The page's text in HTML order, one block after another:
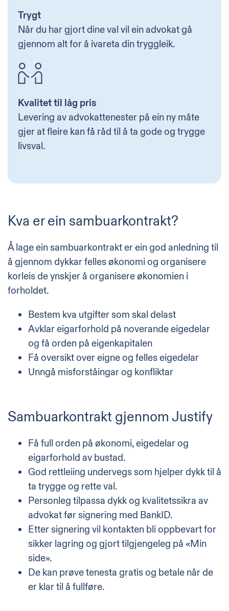
Trygt
Når du har gjort dine val vil ein advokat gå
gjennom alt for å ivareta din tryggleik.
Kvalitet til låg pris
Levering av advokattenester på ein ny måte
gjer at fleire kan få råd til å ta gode og trygge
livsval.
Kva er ein sambuarkontrakt?
Å lage ein sambuarkontrakt er ein god anledning til
å gjennom dykkar felles økonomi og organisere
korleis de ynskjer å organisere økonomien i
forholdet.
Bestem kva utgifter som skal delast
Avklar eigarforhold på noverande eigedelar
og få orden på eigenkapitalen
Få oversikt over eigne og felles eigedelar
Unngå misforståingar og konfliktar
Sambuarkontrakt gjennom Justify
Få full orden på økonomi, eigedelar og
eigarforhold av bustad.
God rettleiing undervegs som hjelper dykk til å
ta trygge og rette val.
Personleg tilpassa dykk og kvalitetssikra av
advokat før signering med BankID.
Etter signering vil kontakten bli oppbevart for
sikker lagring og gjort tilgjengeleg på «Min
side».
De kan prøve tenesta gratis og betale når de
er klar til å fullføre.